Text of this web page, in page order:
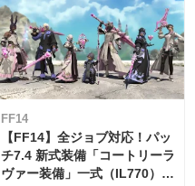
FF14
【FF14】全ジョブ対応！パッ
チ7.4 新式装備「コートリーラ
ヴァー装備」一式（IL770）の